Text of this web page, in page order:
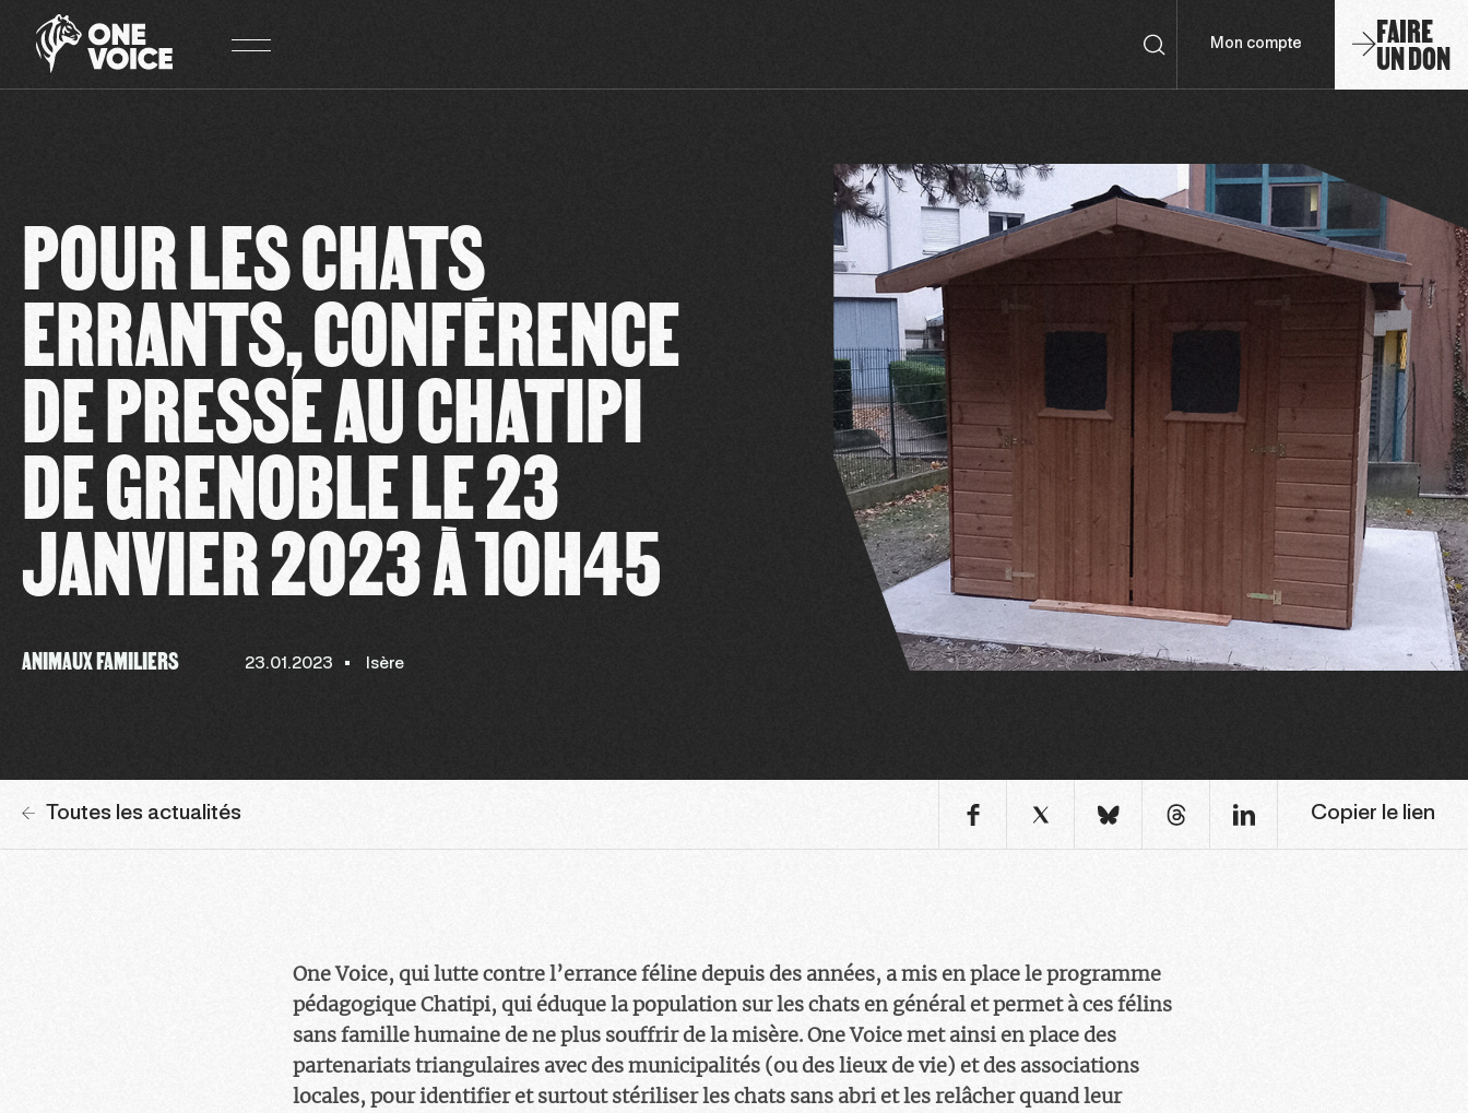
Mon compte FAIRE
UN DON
POUR LES CHATS
ERRANTS, CONFÉRENCE
DE PRESSE AU CHATIPI
DE GRENOBLE LE 23
JANVIER 2023 À 10H45
ANIMAUX FAMILIERS 23.01.2023 Isère
Toutes les actualités Copier le lien
One Voice, qui lutte contre l’errance féline depuis des années, a mis en place le programme
pédagogique Chatipi, qui éduque la population sur les chats en général et permet à ces félins
sans famille humaine de ne plus souffrir de la misère. One Voice met ainsi en place des
partenariats triangulaires avec des municipalités (ou des lieux de vie) et des associations
locales, pour identifier et surtout stériliser les chats sans abri et les relâcher quand leur